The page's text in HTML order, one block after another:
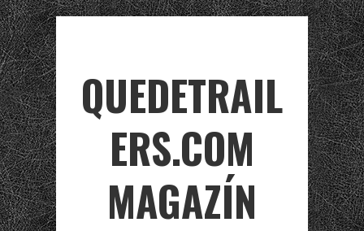
QUEDETRAIL
ERS.COM
MAGAZÍN